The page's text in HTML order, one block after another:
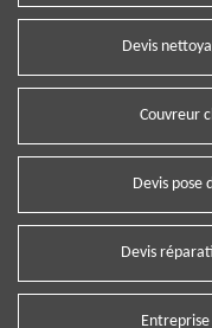
Devis
Couvreur
Devis pose
Devis